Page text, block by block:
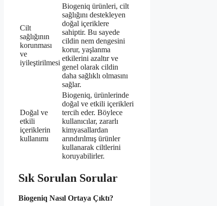
Cilt
sağlığının
korunması
ve
iyileştirilmesi
Biogeniq ürünleri, cilt
sağlığını destekleyen
doğal içeriklere
sahiptir. Bu sayede
cildin nem dengesini
korur, yaşlanma
etkilerini azaltır ve
genel olarak cildin
daha sağlıklı olmasını
sağlar.
Doğal ve
etkili
içeriklerin
kullanımı
Biogeniq, ürünlerinde
doğal ve etkili içerikleri
tercih eder. Böylece
kullanıcılar, zararlı
kimyasallardan
arındırılmış ürünler
kullanarak ciltlerini
koruyabilirler.
Sık Sorulan Sorular
Biogeniq Nasıl Ortaya Çıktı?